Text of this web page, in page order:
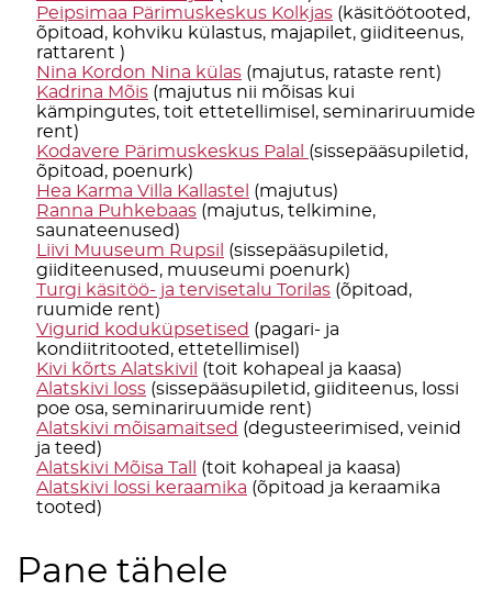
Peipsimaa Pärimuskeskus Kolkjas (käsitöötooted,
õpitoad, kohviku külastus, majapilet, giiditeenus,
rattarent )
Nina Kordon Nina külas (majutus, rataste rent)
Kadrina Mõis (majutus nii mõisas kui
kämpingutes, toit ettetellimisel, seminariruumide
rent)
Kodavere Pärimuskeskus Palal (sissepääsupiletid,
õpitoad, poenurk)
Hea Karma Villa Kallastel
(majutus)
Ranna Puhkebaas (majutus, telkimine,
saunateenused)
Liivi Muuseum Rupsil
(sissepääsupiletid,
giiditeenused, muuseumi poenurk)
Turgi käsitöö- ja tervisetalu Torilas (õpitoad,
ruumide rent)
Vigurid koduküpsetised (pagari- ja
kondiitritooted, ettetellimisel)
Kivi kõrts Alatskivil
(toit kohapeal ja kaasa)
Alatskivi loss (sissepääsupiletid, giiditeenus, lossi
poe osa, seminariruumide rent)
Alatskivi mõisamaitsed (degusteerimised, veinid
ja teed)
Alatskivi Mõisa Tall
(toit kohapeal ja kaasa)
Alatskivi lossi keraamika (õpitoad ja keraamika
tooted)
Pane tähele